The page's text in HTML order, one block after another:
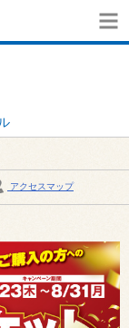
アクセスマップ
まで 営業時間は10:00～
電話も込み合うことが予想さ
(月曜日) から 8月14日(金曜